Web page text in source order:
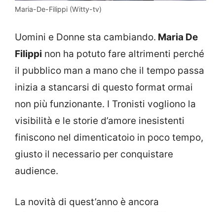
Maria-De-Filippi (Witty-tv)
Uomini e Donne sta cambiando. Maria De
Filippi non ha potuto fare altrimenti perché
il pubblico man a mano che il tempo passa
inizia a stancarsi di questo format ormai
non più funzionante. I Tronisti vogliono la
visibilità e le storie d’amore inesistenti
finiscono nel dimenticatoio in poco tempo,
giusto il necessario per conquistare
audience.
La novità di quest’anno è ancora